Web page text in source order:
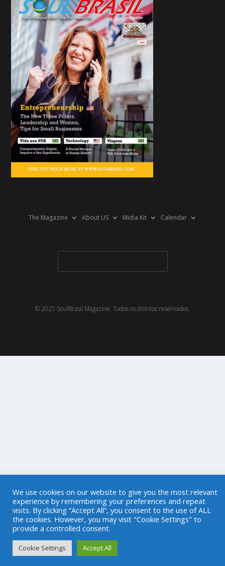
The Magazine About US Midia Kit Calendar
© 2025 SoulBrasil Magazine. Todos os direitos reservados.
We use cookies on our website to give you the most relevant
experience by remembering your preferences and repeat
visits. By clicking “Accept All”, you consent to the use of ALL
the cookies. However, you may visit "Cookie Settings" to
provide a controlled consent.
Cookie Settings Accept All